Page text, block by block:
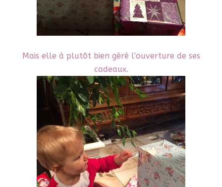
Mais elle à plutôt bien géré l’ouverture de ses
cadeaux.